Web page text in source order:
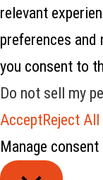
relevant
preferences and
you consent to
Do not sell my
AcceptReject All
Manage consent